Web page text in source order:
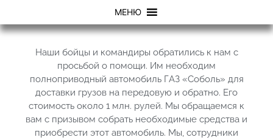
МЕНЮ
Наши бойцы и командиры обратились к нам с
просьбой о помощи. Им необходим
полноприводный автомобиль ГАЗ «Соболь» для
доставки грузов на передовую и обратно. Его
стоимость около 1 млн. рулей. Мы обращаемся к
вам с призывом собрать необходимые средства и
приобрести этот автомобиль. Мы, сотрудники